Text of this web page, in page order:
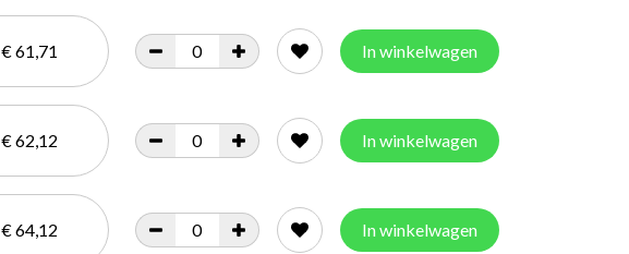
€ 61,71 In winkelwagen
€ 62,12 In winkelwagen
€ 64,12 In winkelwagen